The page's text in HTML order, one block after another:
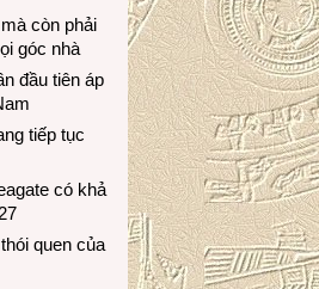
còn phải
góc nhà
đầu tiên áp
tiếp tục
có khả
quen của